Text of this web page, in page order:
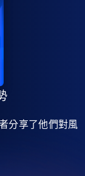
分享了他們對風